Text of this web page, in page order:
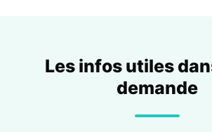
Les infos utiles
demande